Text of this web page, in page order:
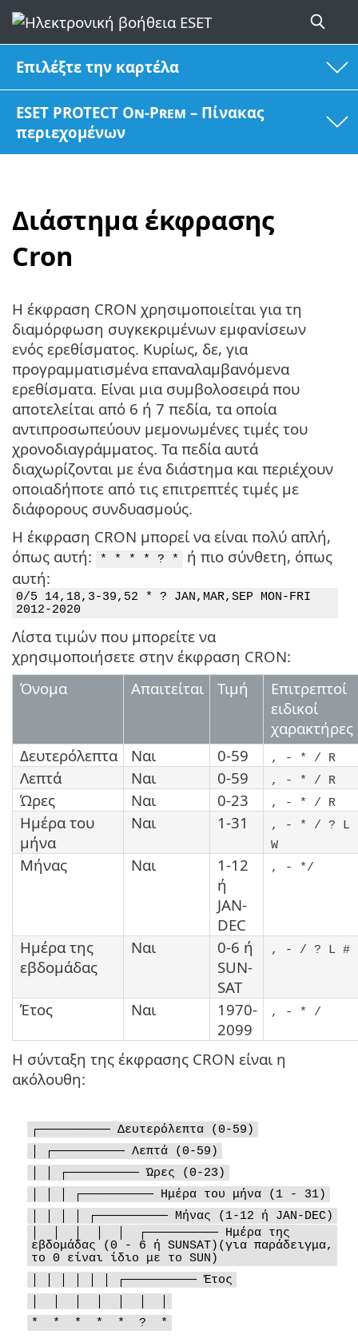
Επιλέξτε την καρτέλα
ESET PROTECT On-Prem – Πίνακας
περιεχομένων
Διάστημα έκφρασης
Cron
Η έκφραση CRON χρησιμοποιείται για τη
διαμόρφωση συγκεκριμένων εμφανίσεων
ενός ερεθίσματος. Κυρίως, δε, για
προγραμματισμένα επαναλαμβανόμενα
ερεθίσματα. Είναι μια συμβολοσειρά που
αποτελείται από 6 ή 7 πεδία, τα οποία
αντιπροσωπεύουν μεμονωμένες τιμές του
χρονοδιαγράμματος. Τα πεδία αυτά
διαχωρίζονται με ένα διάστημα και περιέχουν
οποιαδήποτε από τις επιτρεπτές τιμές με
διάφορους συνδυασμούς.
Η έκφραση CRON μπορεί να είναι πολύ απλή,
όπως αυτή:
* * * * ? *
ή πιο σύνθετη, όπως
αυτή:
0/5 14,18,3-39,52 * ? JAN,MAR,SEP MON-FRI
2012-2020
Λίστα τιμών που μπορείτε να
χρησιμοποιήσετε στην έκφραση CRON:
Όνομα
Απαιτείται Τιμή
Επιτρεπτοί
ειδικοί
χαρακτήρες
Δευτερόλεπτα
Ναι 0-59 , - * / R
Λεπτά Ναι 0-59 , - * / R
Ώρες Ναι 0-23 , - * / R
Ημέρα του
μήνα
Ναι 1-31
, - * / ? L
W
Μήνας Ναι
1-12
ή
JAN-
DEC
, - */
Ημέρα της
εβδομάδας
Ναι
0-6 ή
SUN-
SAT
, - / ? L #
Έτος Ναι
1970-
2099
, - * /
Η σύνταξη της έκφρασης CRON είναι η
ακόλουθη:
┌────────── Δευτερόλεπτα (0-59)
│ ┌────────── Λεπτά (0-59)
│ │ ┌────────── Ώρες (0-23)
│ │ │ ┌────────── Ημέρα του μήνα (1 - 31)
│ │ │ │ ┌────────── Μήνας (1-12 ή JAN-DEC)
│ │ │ │ │ ┌────────── Ημέρα της
εβδομάδας (0 - 6 ή SUNSAT)(για παράδειγμα,
το 0 είναι ίδιο με το SUN)
│ │ │ │ │ │ ┌────────── Έτος
* * * * * ? *